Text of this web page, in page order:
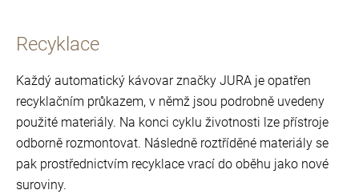
Recyklace
Každý automatický kávovar značky JURA je opatřen
recyklačním průkazem, v němž jsou podrobně uvedeny
použité materiály. Na konci cyklu životnosti lze přístroje
odborně rozmontovat. Následně roztříděné materiály se
pak prostřednictvím recyklace vrací do oběhu jako nové
suroviny.